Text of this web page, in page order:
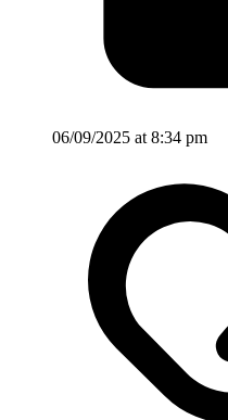
06/09/2025 at 8:34 pm